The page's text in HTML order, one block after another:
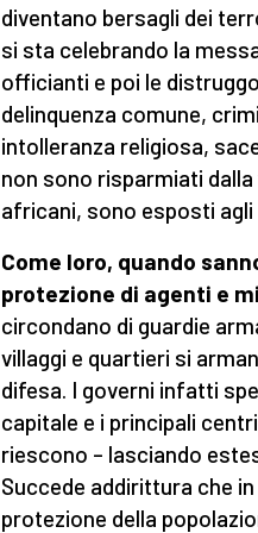
diventano bersagli dei
si sta celebrando la
officianti e poi le
delinquenza comune,
intolleranza religiosa,
non sono risparmiati
africani, sono esposti
Come loro, quando
protezione di agenti e
circondano di guardie
villaggi e quartieri si
difesa. I governi infatti
capitale e i principali
riescono – lasciando
Succede addirittura che
protezione della